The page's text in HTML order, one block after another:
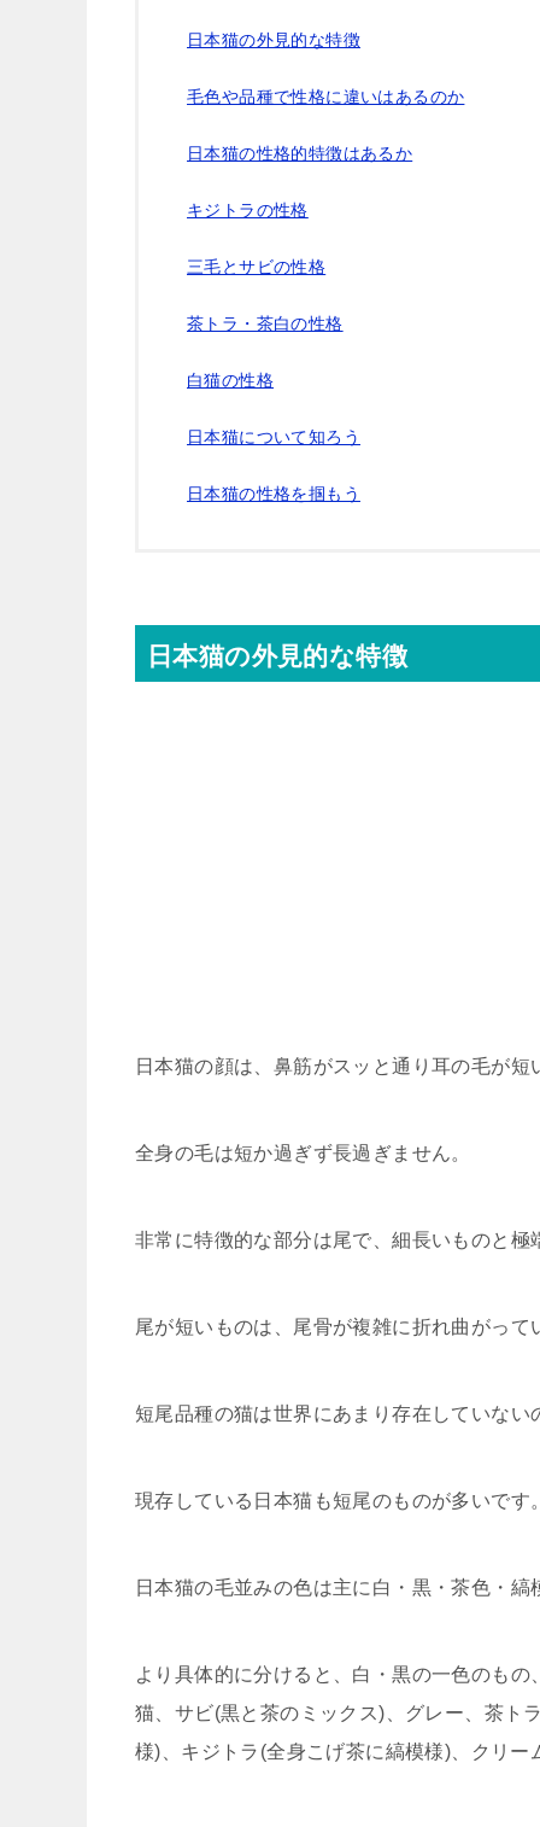
日本猫の外見的な特徴
毛色や品種で性格に違いはあるのか
日本猫の性格的特徴はあるか
キジトラの性格
三毛とサビの性格
茶トラ・茶白の性格
白猫の性格
日本猫について知ろう
日本猫の性格を掴もう
日本猫の外見的な特徴
日本猫の顔は、鼻筋がスッと通り耳の毛が短
全身の毛は短か過ぎず長過ぎません。
非常に特徴的な部分は尾で、細長いものと極
尾が短いものは、尾骨が複雑に折れ曲がって
短尾品種の猫は世界にあまり存在していな
現存している日本猫も短尾のものが多いです
日本猫の毛並みの色は主に白・黒・茶色・縞
より具体的に分けると、白・黒の一色のも
猫、サビ(黒と茶のミックス)、グレー、茶ト
様)、キジトラ(全身こげ茶に縞模様)、クリ